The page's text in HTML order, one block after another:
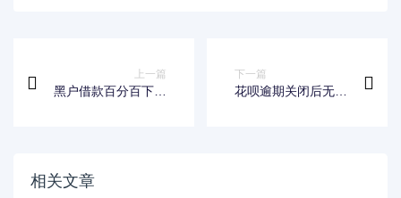
上一篇
黑户借款百分百下款
下一篇
花呗逾期关闭后无法
相关文章